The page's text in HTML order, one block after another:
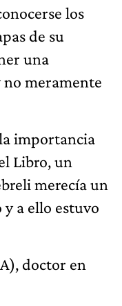
los
de su
una
meramente
importancia
Libro, un
merecía un
y a ello estuvo
doctor en